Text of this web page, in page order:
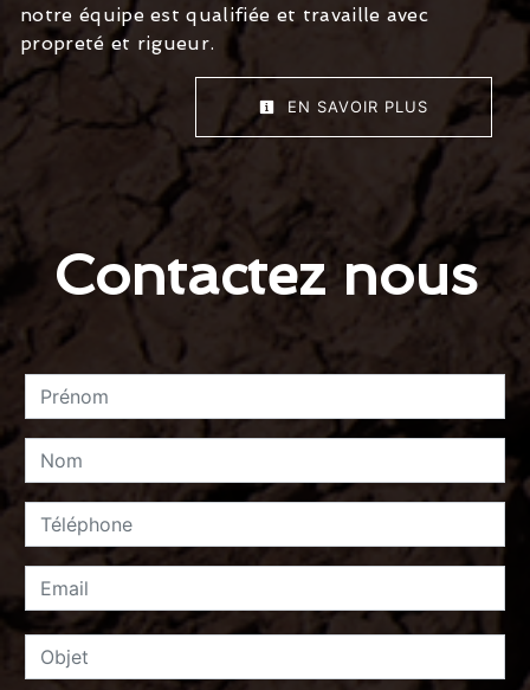
notre équipe est qualifiée et travaille avec
propreté et rigueur.
EN SAVOIR PLUS
Contactez nous